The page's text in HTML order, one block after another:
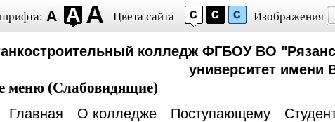
Цвета сайта Изображения
колледж ФГБОУ ВО
университет имени
меню (Слабовидящие)
Главная О колледже Поступающему